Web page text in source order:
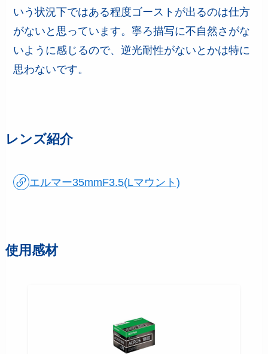
いう状況下ではある程度ゴーストが出るのは仕方
がないと思っています。寧ろ描写に不自然さがな
いように感じるので、逆光耐性がないとかは特に
思わないです。
レンズ紹介
エルマー35mmF3.5(Lマウント)
使用感材